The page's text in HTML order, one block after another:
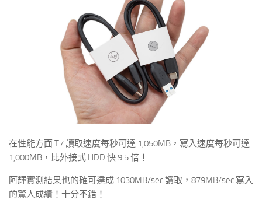
在性能方面 T7 讀取速度每秒可達 1,050MB，寫入速度每秒可達
1,000MB，比外接式 HDD 快 9.5 倍！
阿輝實測結果也的確可達成 1030MB/sec 讀取，879MB/sec 寫入
的驚人成績！十分不錯！